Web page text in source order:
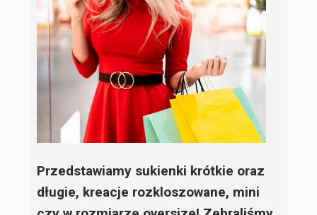
Przedstawiamy sukienki krótkie oraz
długie, kreacje rozkloszowane, mini